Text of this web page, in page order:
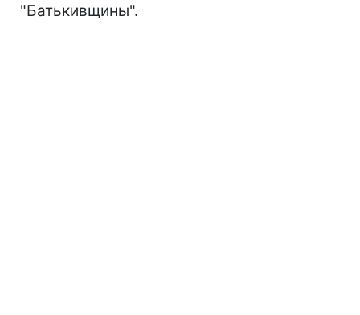
"Батькивщины".